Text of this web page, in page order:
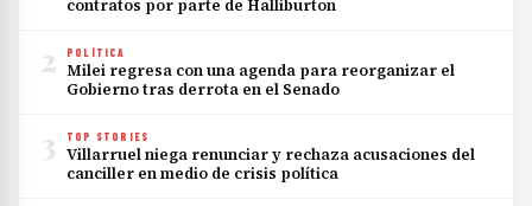
contratos por parte de Halliburton
2 POLÍTICA
Milei regresa con una agenda para reorganizar el
Gobierno tras derrota en el Senado
3 TOP STORIES
Villarruel niega renunciar y rechaza acusaciones del
canciller en medio de crisis política